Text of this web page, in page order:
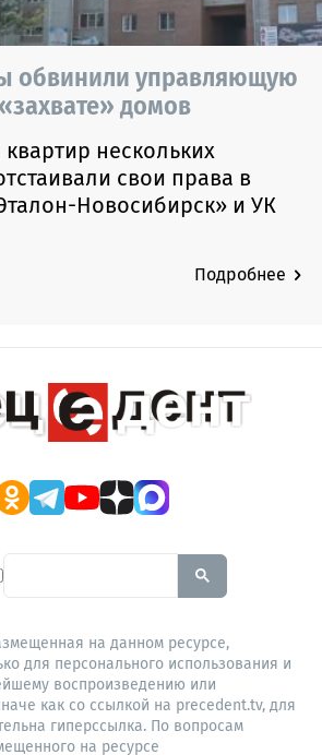
обвинили управляющую
домов
нескольких
свои права в
Новосибирск» и УК
Подробнее
To search this site, enter a
на данном ресурсе,
для персонального использования и
воспроизведению или
как со ссылкой на precedent.tv, для
гиперссылка. По вопросам
на ресурсе